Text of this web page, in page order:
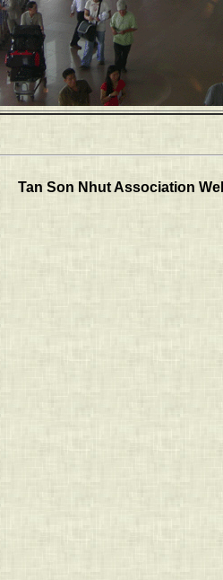
Tan Son Nhut Association